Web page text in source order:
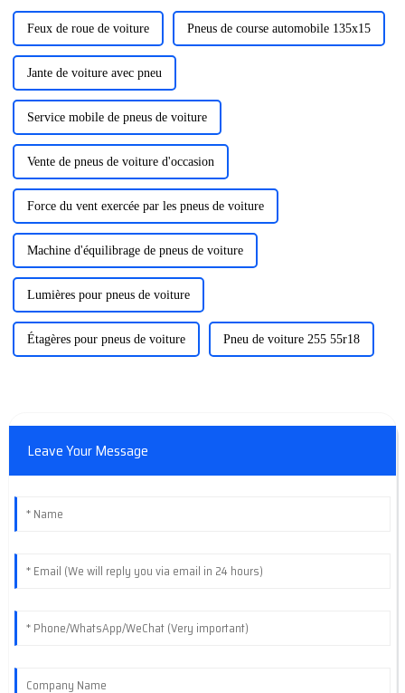
Feux de roue de voiture Pneus de course automobile 135x15
Jante de voiture avec pneu
Service mobile de pneus de voiture
Vente de pneus de voiture d'occasion
Force du vent exercée par les pneus de voiture
Machine d'équilibrage de pneus de voiture
Lumières pour pneus de voiture
Étagères pour pneus de voiture Pneu de voiture 255 55r18
Leave Your Message